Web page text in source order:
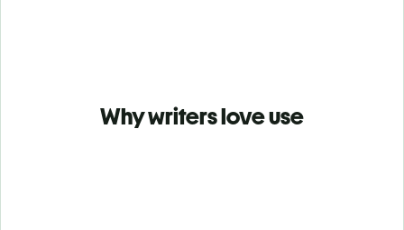
Why writers love use